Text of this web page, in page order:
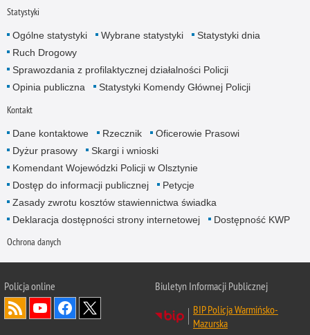
Statystyki
Ogólne statystyki Wybrane statystyki
Statystyki dnia
Ruch Drogowy
Sprawozdania z profilaktycznej działalności Policji
Opinia publiczna
Statystyki Komendy Głównej Policji
Kontakt
Dane kontaktowe Rzecznik
Oficerowie Prasowi
Dyżur prasowy
Skargi i wnioski
Komendant Wojewódzki Policji w Olsztynie
Dostęp do informacji publicznej
Petycje
Zasady zwrotu kosztów stawiennictwa świadka
Deklaracja dostępności strony internetowej
Dostępność KWP
Ochrona danych
Policja online
Biuletyn Informacji Publicznej
BIP Policja Warmińsko-
Mazurska